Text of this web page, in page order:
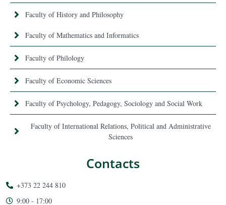
Faculty of History and Philosophy
Faculty of Mathematics and Informatics
Faculty of Philology
Faculty of Economic Sciences
Faculty of Psychology, Pedagogy, Sociology and Social Work
Faculty of International Relations, Political and Administrative
Sciences
Contacts
+373 22 244 810
9:00 - 17:00